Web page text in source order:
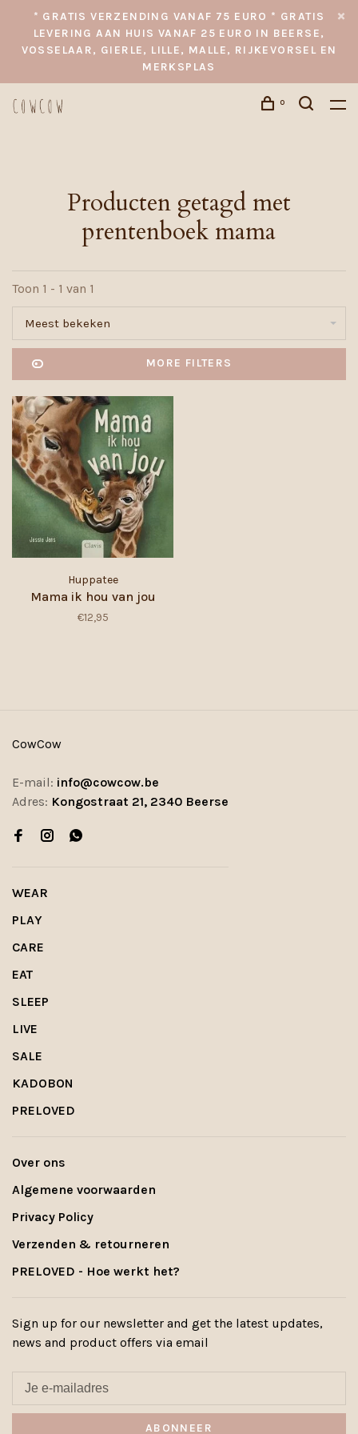
* GRATIS VERZENDING VANAF 75 EURO * GRATIS
LEVERING AAN HUIS VANAF 25 EURO IN BEERSE,
VOSSELAAR, GIERLE, LILLE, MALLE, RIJKEVORSEL EN
MERKSPLAS
0
Producten getagd met
prentenboek mama
Toon 1 - 1 van 1
Meest bekeken
MORE FILTERS
Huppatee
Mama ik hou van jou
€12,95
CowCow
E-mail: info@cowcow.be
Adres: Kongostraat 21, 2340 Beerse
WEAR
PLAY
CARE
EAT
SLEEP
LIVE
SALE
KADOBON
PRELOVED
Over ons
Algemene voorwaarden
Privacy Policy
Verzenden & retourneren
PRELOVED - Hoe werkt het?
Sign up for our newsletter and get the latest updates,
news and product offers via email
ABONNEER